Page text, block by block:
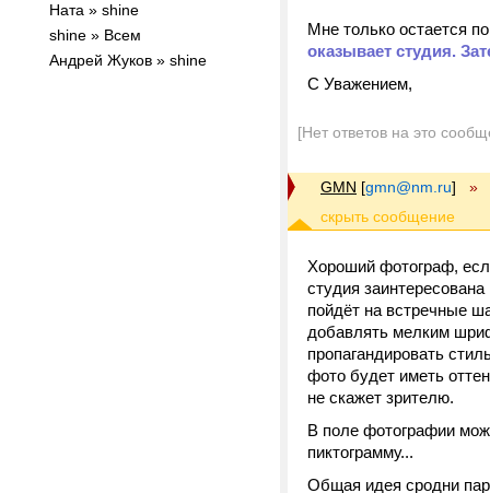
Ната » shine
shine » Всем
Андрей Жуков » shine
Мне только остается
оказывает студия.
С Уважением,
[Нет ответов на это
GMN [gmn@nm.ru] »
Хороший фотограф,
студия
пойдёт на встречные
добавлять мелким
пропагандировать
фото будет иметь
не скажет зрителю.
В поле фотографии
пиктограмму...
Общая идея сродни